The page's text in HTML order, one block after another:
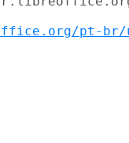
pt-br/